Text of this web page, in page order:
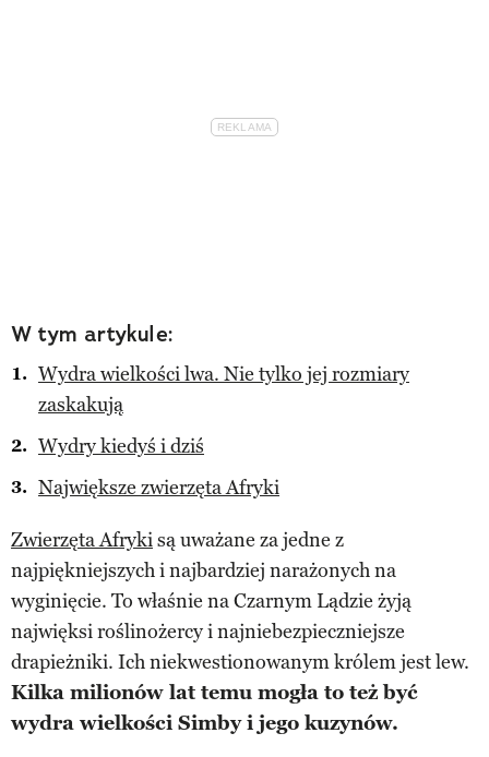
W tym artykule:
Wydra wielkości lwa. Nie tylko jej rozmiary
zaskakują
Wydry kiedyś i dziś
Największe zwierzęta Afryki
Zwierzęta Afrykisą uważane za jedne z
najpiękniejszych i najbardziej narażonych na
wyginięcie. To właśnie na Czarnym Lądzie żyją
najwięksi roślinożercy i najniebezpieczniejsze
drapieżniki. Ich niekwestionowanym królem jest lew.
Kilka milionów lat temu mogła to też być
wydra wielkości Simby i jego kuzynów.